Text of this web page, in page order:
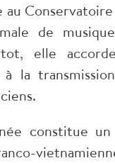
au
de
elle
la
constitue un